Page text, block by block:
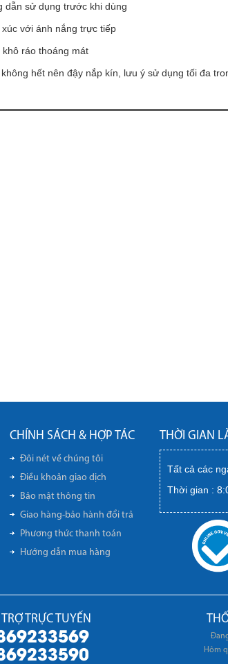
dẫn sử dụng trước khi dùng
với ánh nắng trực tiếp
ráo thoáng mát
hết nên đậy nắp kín, lưu ý sử dụng tối đa
CHÍNH SÁCH & HỢP TÁC
Đôi nét về chúng tôi
Điều khoản giao dịch
Bảo mật thông tin
Giao hàng-bảo hành đổi trả
Phương thức thanh toán
Hướng dẫn mua hàng
THỜI GIAN
Tất cả các
Thời gian :
TRỰC TUYẾN
Hôm